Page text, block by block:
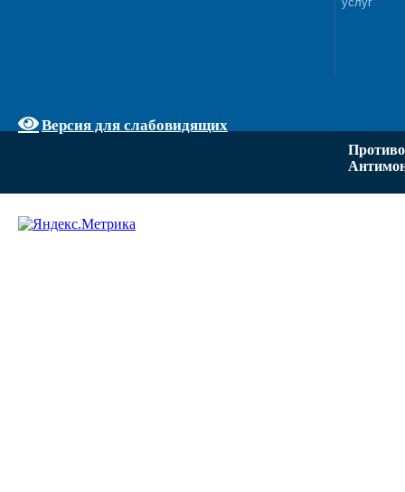
Версия для слабовидящих
услуг